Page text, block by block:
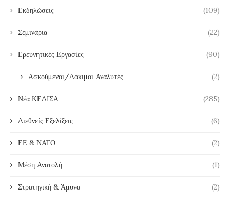
Εκδηλώσεις (109)
Σεμινάρια (22)
Ερευνητικές Εργασίες (90)
Ασκούμενοι/Δόκιμοι Αναλυτές (2)
Νέα ΚΕΔΙΣΑ (285)
Διεθνείς Εξελίξεις (6)
ΕΕ & ΝΑΤΟ (2)
Μέση Ανατολή (1)
Στρατηγική & Άμυνα (2)